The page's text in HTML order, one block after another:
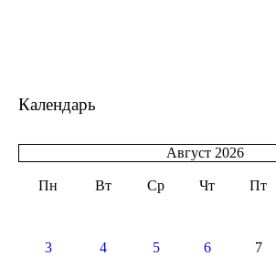
Календарь
Август 2026
Пн Вт Ср Чт Пт
3 4 5 6 7